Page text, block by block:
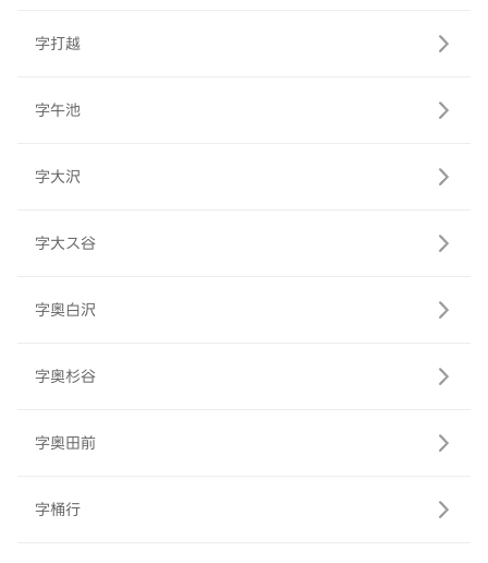
字打越
字午池
字大沢
字大ス谷
字奥白沢
字奥杉谷
字奥田前
字桶行